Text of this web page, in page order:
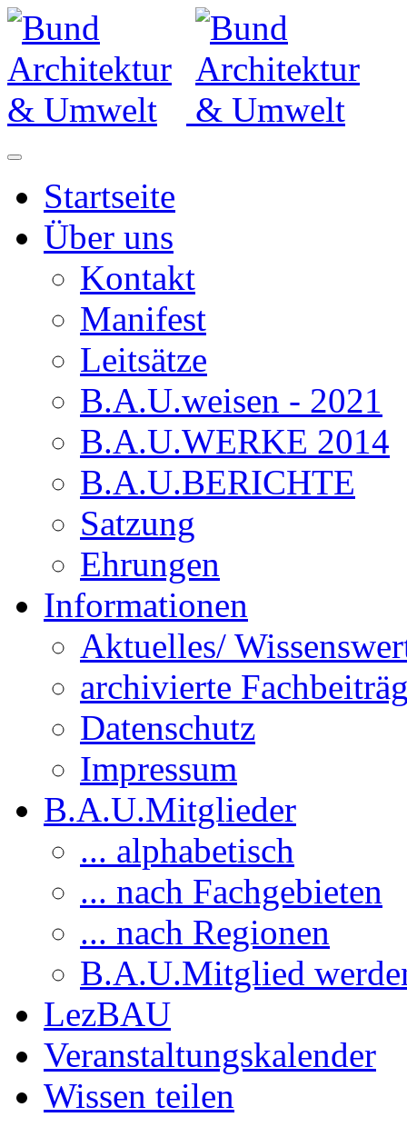
Startseite
Über uns
Kontakt
Manifest
Leitsätze
B.A.U.weisen - 2021
B.A.U.WERKE 2014
B.A.U.BERICHTE
Satzung
Ehrungen
Informationen
Aktuelles/
archivierte
Datenschutz
Impressum
B.A.U.Mitglieder
... alphabetisch
... nach Fachgebieten
... nach Regionen
B.A.U.Mitglied
LezBAU
Veranstaltungskalender
Wissen teilen